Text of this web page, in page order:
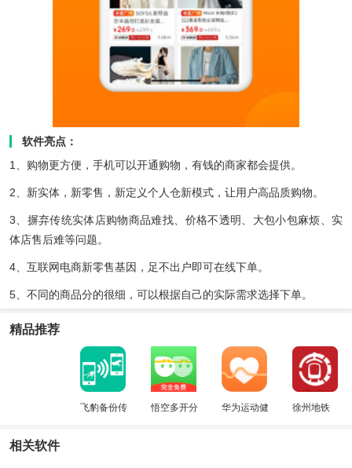
软件亮点：
1、购物更方便，手机可以开通购物，有钱的商家都会提供。
2、新实体，新零售，新定义个人仓新模式，让用户高品质购物。
3、摒弃传统实体店购物商品难找、价格不透明、大包小包麻烦、实
体店售后难等问题。
4、互联网电商新零售基因，足不出户即可在线下单。
5、不同的商品分的很细，可以根据自己的实际需求选择下单。
精品推荐
飞豹备份传
悟空多开分
华为运动健
徐州地铁
相关软件